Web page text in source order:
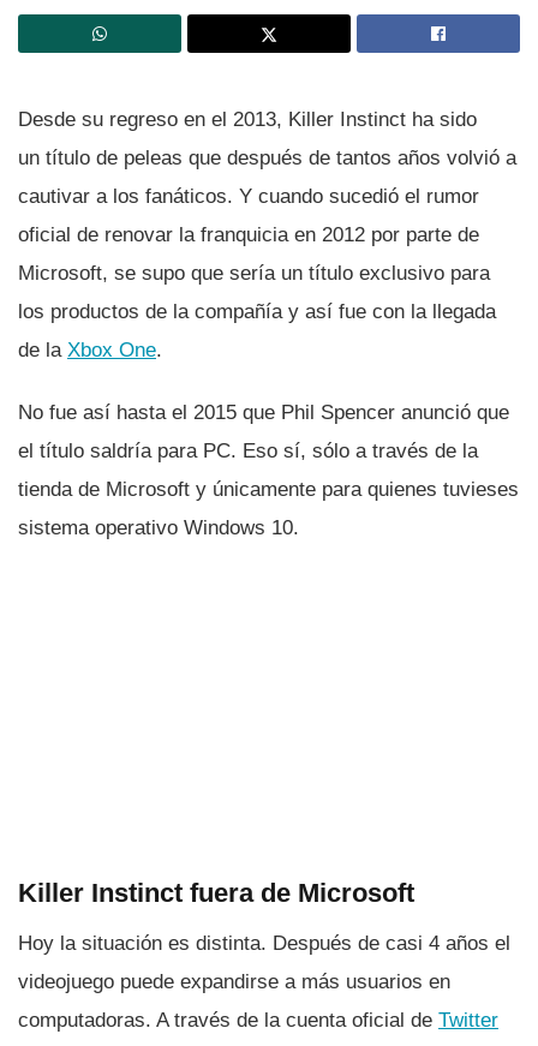
Desde su regreso en el 2013, Killer Instinct ha sido
un tí­tulo de peleas que después de tantos años volvió a
cautivar a los fanáticos. Y cuando sucedió el rumor
oficial de renovar la franquicia en 2012 por parte de
Microsoft, se supo que serí­a un tí­tulo exclusivo para
los productos de la compañí­a y así­ fue con la llegada
de la Xbox One.
No fue así­ hasta el 2015 que Phil Spencer anunció que
el tí­tulo saldrí­a para PC. Eso sí­, sólo a través de la
tienda de Microsoft y únicamente para quienes tuvieses
sistema operativo Windows 10.
Killer Instinct fuera de Microsoft
Hoy la situación es distinta. Después de casi 4 años el
videojuego puede expandirse a más usuarios en
computadoras. A través de la cuenta oficial de Twitter